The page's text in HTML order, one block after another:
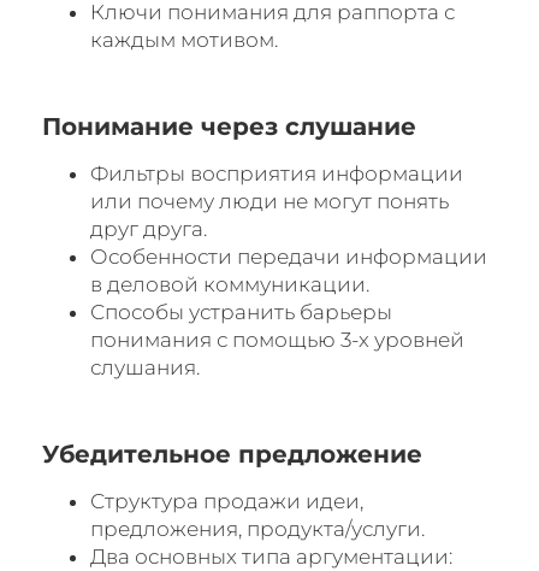
Ключи понимания для раппорта с
каждым мотивом.
Понимание через слушание
Фильтры восприятия информации
или почему люди не могут понять
друг друга.
Особенности передачи информации
в деловой коммуникации.
Способы устранить барьеры
понимания с помощью 3-х уровней
слушания.
Убедительное предложение
Структура продажи идеи,
предложения, продукта/услуги.
Два основных типа аргументации: